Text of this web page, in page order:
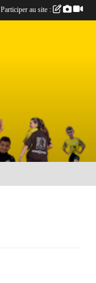
Participer au site :